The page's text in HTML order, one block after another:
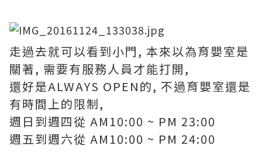
走過去就可以看到小門, 本來以為育嬰室是
關著, 需要有服務人員才能打開,
還好是ALWAYS OPEN的, 不過育嬰室還是
有時間上的限制,
週日到週四從 AM10:00 ~ PM 23:00
週五到週六從 AM10:00 ~ PM 24:00